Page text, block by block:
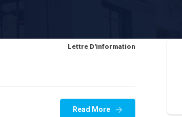
Lettre D'information
Read More